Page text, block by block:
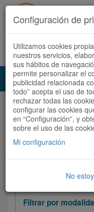
Acceder
Audioruta Todas las rutas
Todas las rutas
Filtrar las rutas
Filtrar por
Configuración de
Utilizamos cookies
nuestros servicios,
sus hábitos de
permite personalizar el
publicidad relacionada
todo” acepta el uso de
rechazar todas las
configurar las cookies
en “Configuración”, y
sobre el uso de las
Mi configuración
No